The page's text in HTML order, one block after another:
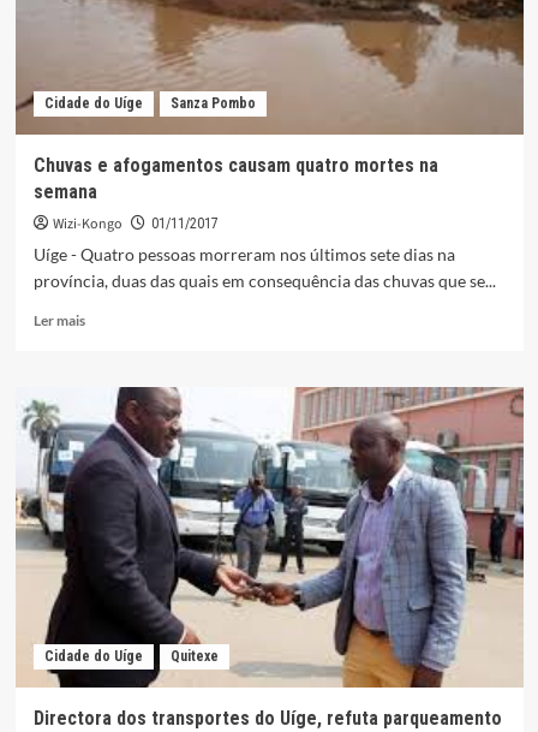
Cidade do Uíge Sanza Pombo
Chuvas e afogamentos causam quatro mortes na
semana
Wizi-Kongo 01/11/2017
Uíge - Quatro pessoas morreram nos últimos sete dias na
província, duas das quais em consequência das chuvas que se...
Ler maisLeia
Chuvas
afogamentos
causam
quatro
semana
Cidade do Uíge Quitexe
Directora dos transportes do Uíge, refuta parqueamento